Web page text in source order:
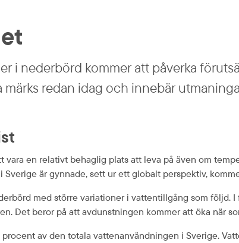
i nederbörd kommer att påverka
redan idag och innebär
vara en relativt behaglig plats att leva på även om
är gynnade, sett ur ett globalt perspektiv,
med större variationer i vattentillgång som följd.
Det beror på att avdunstningen kommer att öka när
av den totala vattenanvändningen i Sverige.